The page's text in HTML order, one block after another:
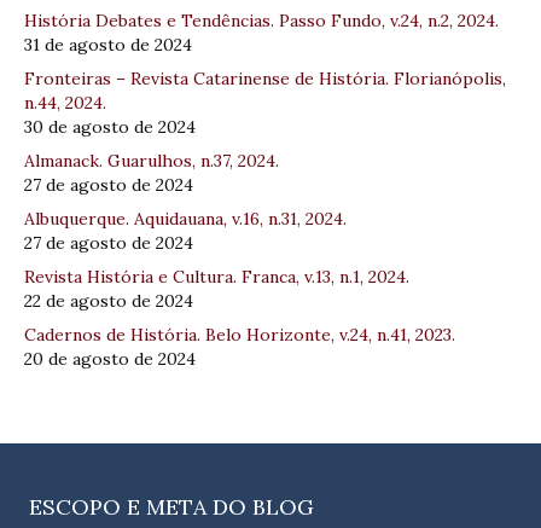
História Debates e Tendências. Passo Fundo, v.24, n.2, 2024.
31 de agosto de 2024
Fronteiras – Revista Catarinense de História. Florianópolis,
n.44, 2024.
30 de agosto de 2024
Almanack. Guarulhos, n.37, 2024.
27 de agosto de 2024
Albuquerque. Aquidauana, v.16, n.31, 2024.
27 de agosto de 2024
Revista História e Cultura. Franca, v.13, n.1, 2024.
22 de agosto de 2024
Cadernos de História. Belo Horizonte, v.24, n.41, 2023.
20 de agosto de 2024
ESCOPO E META DO BLOG